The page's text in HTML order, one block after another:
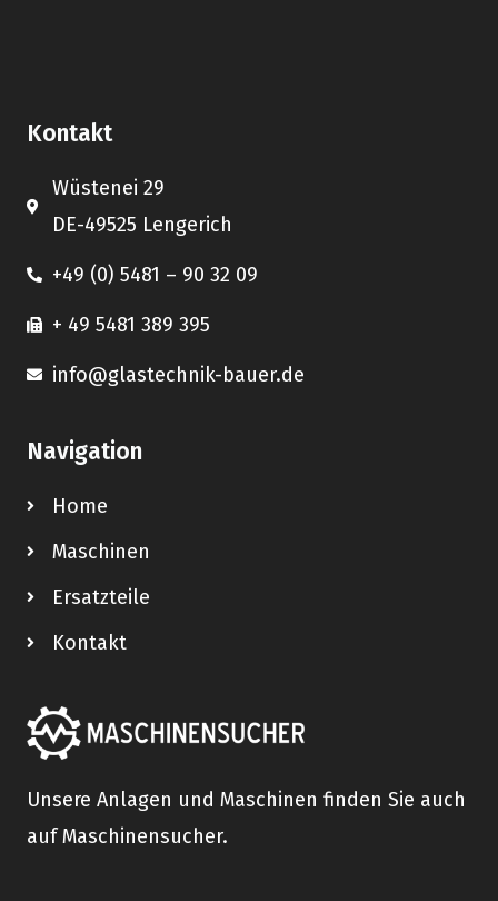
Kontakt
Wüstenei 29
DE-49525 Lengerich
+49 (0) 5481 – 90 32 09
+ 49 5481 389 395
info@glastechnik-bauer.de
Navigation
Home
Maschinen
Ersatzteile
Kontakt
Unsere Anlagen und Maschinen finden Sie auch
auf Maschinensucher.